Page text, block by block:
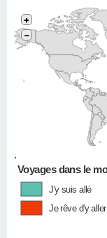
•
+
−
Voyages dans le
J'y suis allé
Je rêve d'y aller